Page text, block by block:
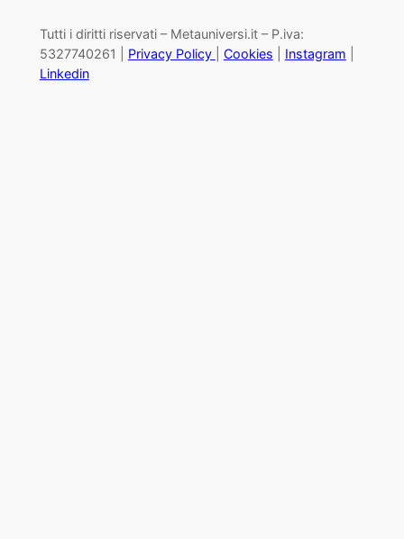
Tutti i diritti riservati – Metauniversi.it – P.iva:
5327740261 | Privacy Policy Cookies Instagram
Linkedin